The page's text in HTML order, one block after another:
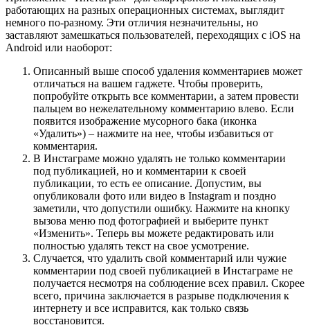
работающих на разных операционных системах, выглядит
немного по-разному. Эти отличия незначительны, но
заставляют замешкаться пользователей, переходящих с iOS на
Android или наоборот:
Описанный выше способ удаления комментариев может
отличаться на вашем гаджете. Чтобы проверить,
попробуйте открыть все комментарии, а затем провести
пальцем во нежелательному комментарию влево. Если
появится изображение мусорного бака (иконка
«Удалить») – нажмите на нее, чтобы избавиться от
комментария.
В Инстаграме можно удалять не только комментарии
под публикацией, но и комментарии к своей
публикации, то есть ее описание. Допустим, вы
опубликовали фото или видео в Instagram и поздно
заметили, что допустили ошибку. Нажмите на кнопку
вызова меню под фотографией и выберите пункт
«Изменить». Теперь вы можете редактировать или
полностью удалять текст на свое усмотрение.
Случается, что удалить свой комментарий или чужие
комментарии под своей публикацией в Инстаграме не
получается несмотря на соблюдение всех правил. Скорее
всего, причина заключается в разрыве подключения к
интернету и все исправится, как только связь
восстановится.